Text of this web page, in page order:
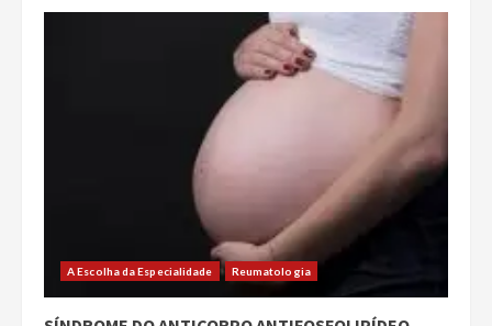
A Escolha da Especialidade Reumatologia